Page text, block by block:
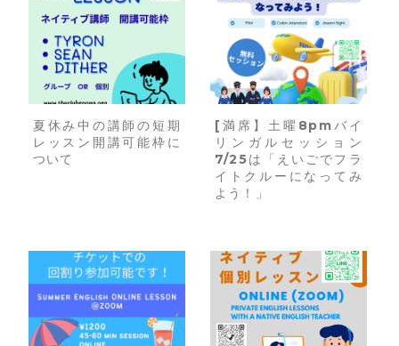
夏休み中の講師の短期
レッスン開講可能枠に
ついて
[満席】土曜8pmバイ
リンガルセッション
7/25は「えいごでフラ
イトクルーになってみ
よう！」